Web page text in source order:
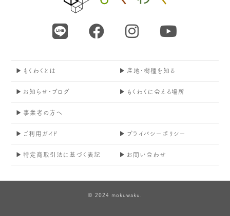
もくわくとは 産地・樹種を知る
お知らせ・ブログ もくわくに会える場所
事業者の方へ
ご利用ガイド プライバシーポリシー
特定商取引法に基づく表記 お問い合わせ
© 2024 mokuwaku.